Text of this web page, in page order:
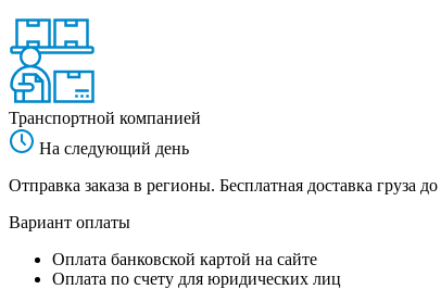
Транспортной компанией
На следующий день
Отправка заказа в регионы. Бесплатная доставка
Вариант оплаты
Оплата банковской картой на сайте
Оплата по счету для юридических лиц